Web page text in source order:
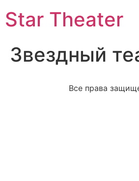
Star Theater
Звездный
Все права